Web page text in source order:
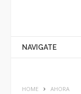
NAVIGATE
HOME AHORA